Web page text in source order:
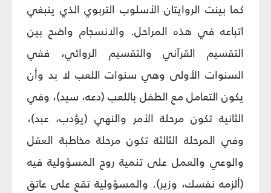
كما بينت الروايتان الأسلوب التربوي الذي ينبغي
اتباعه في هذه المراحل. والانسجام واضح بين
التقسيم القرآني والتقسيم الروائي، ففي
السنوات الأولى وهي سنوات اللعب لا بد وأن
يكون التعامل مع الطفل باللعب (دعه، سيد)، وفي
الثانية تكون مرحلة الأمر والنهي (يؤدب، عبد)،
وفي المرحلة الثالثة تكون مرحلة مخاطبة العقل
والوعي والعمل على تنمية روح المسؤولية فيه
(ألزمه نفسك، وزير). والمسؤولية تقع على عاتق